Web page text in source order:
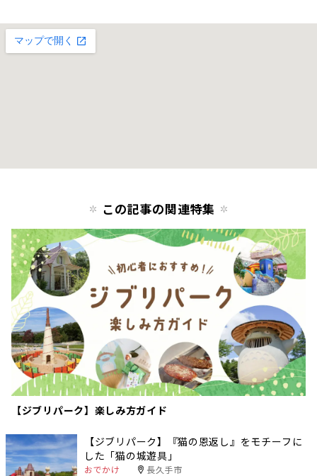
この記事の関連特集
【ジブリパーク】楽しみ方ガイド
【ジブリパーク】『猫の恩返し』をモチーフに
した「猫の城遊具」
おでかけ 長久手市